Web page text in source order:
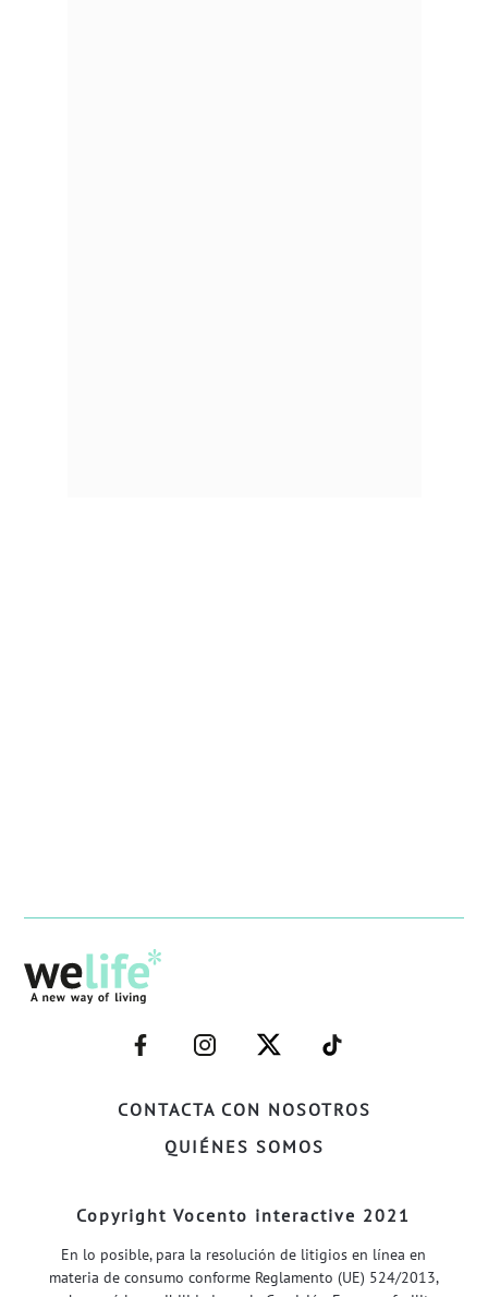
CONTACTA CON NOSOTROS
QUIÉNES SOMOS
–
FACEBOOK–
–
INSTAGRAM–
–
TWITTER–
–
WELIFE–
Copyright Vocento interactive 2021
En lo posible, para la resolución de litigios en línea en
materia de consumo conforme Reglamento (UE) 524/2013,